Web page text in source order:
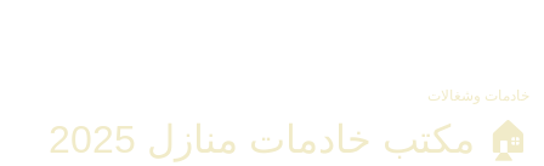
خادمات وشغالات
🏠 مكتب خادمات منازل 2025